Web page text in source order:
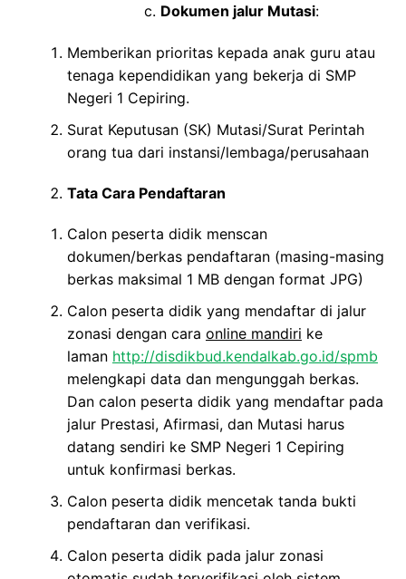
c. Dokumen jalur Mutasi:
Memberikan prioritas kepada anak guru atau
tenaga kependidikan yang bekerja di SMP
Negeri 1 Cepiring.
Surat Keputusan (SK) Mutasi/Surat Perintah
orang tua dari instansi/lembaga/perusahaan
Tata Cara Pendaftaran
Calon peserta didik menscan
dokumen/berkas pendaftaran (masing-masing
berkas maksimal 1 MB dengan format JPG)
Calon peserta didik yang mendaftar di jalur
zonasi dengan cara onlinemandiri ke
laman http://disdikbud.kendalkab.go.id/spmb
melengkapi data dan mengunggah berkas.
Dan calon peserta didik yang mendaftar pada
jalur Prestasi, Afirmasi, dan Mutasi harus
datang sendiri ke SMP Negeri 1 Cepiring
untuk konfirmasi berkas.
Calon peserta didik mencetak tanda bukti
pendaftaran dan verifikasi.
Calon peserta didik pada jalur zonasi